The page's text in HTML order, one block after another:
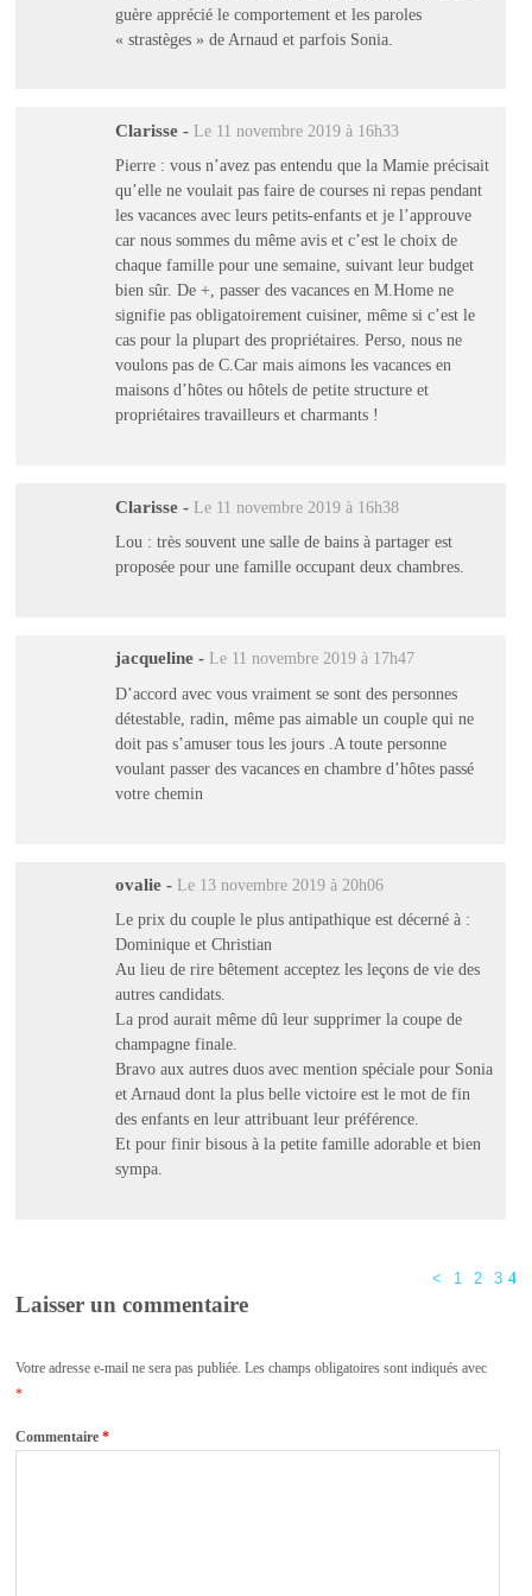
guère apprécié le comportement et les paroles
« strastèges » de Arnaud et parfois Sonia.
Clarisse - Le 11 novembre 2019 à 16h33
Pierre : vous n’avez pas entendu que la Mamie précisait
qu’elle ne voulait pas faire de courses ni repas pendant
les vacances avec leurs petits-enfants et je l’approuve
car nous sommes du même avis et c’est le choix de
chaque famille pour une semaine, suivant leur budget
bien sûr. De +, passer des vacances en M.Home ne
signifie pas obligatoirement cuisiner, même si c’est le
cas pour la plupart des propriétaires. Perso, nous ne
voulons pas de C.Car mais aimons les vacances en
maisons d’hôtes ou hôtels de petite structure et
propriétaires travailleurs et charmants !
Clarisse - Le 11 novembre 2019 à 16h38
Lou : très souvent une salle de bains à partager est
proposée pour une famille occupant deux chambres.
jacqueline - Le 11 novembre 2019 à 17h47
D’accord avec vous vraiment se sont des personnes
détestable, radin, même pas aimable un couple qui ne
doit pas s’amuser tous les jours .A toute personne
voulant passer des vacances en chambre d’hôtes passé
votre chemin
ovalie - Le 13 novembre 2019 à 20h06
Le prix du couple le plus antipathique est décerné à :
Dominique et Christian
Au lieu de rire bêtement acceptez les leçons de vie des
autres candidats.
La prod aurait même dû leur supprimer la coupe de
champagne finale.
Bravo aux autres duos avec mention spéciale pour Sonia
et Arnaud dont la plus belle victoire est le mot de fin
des enfants en leur attribuant leur préférence.
Et pour finir bisous à la petite famille adorable et bien
sympa.
< 1 2 3 4
Laisser un commentaire
Votre adresse e-mail ne sera pas publiée. Les champs obligatoires sont indiqués avec
*
Commentaire*